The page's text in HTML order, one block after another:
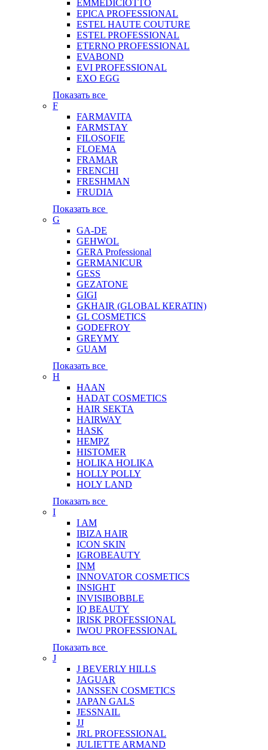
EMMEDICIOTTO
EPICA PROFESSIONAL
ESTEL HAUTE COUTURE
ESTEL PROFESSIONAL
ETERNO PROFESSIONAL
EVABOND
EVI PROFESSIONAL
EXO EGG
Показать все
F
FARMAVITA
FARMSTAY
FILOSOFIE
FLOEMA
FRAMAR
FRENCHI
FRESHMAN
FRUDIA
Показать все
G
GA-DE
GEHWOL
GERA Professional
GERMANICUR
GESS
GEZATONE
GIGI
GKHAIR (GLOBAL КЕRATIN)
GL COSMETICS
GODEFROY
GREYMY
GUAM
Показать все
H
HAAN
HADAT COSMETICS
HAIR SEKTA
HAIRWAY
HASK
HEMPZ
HISTOMER
HOLIKA HOLIKA
HOLLY POLLY
HOLY LAND
Показать все
I
I AM
IBIZA HAIR
ICON SKIN
IGROBEAUTY
INM
INNOVATOR COSMETICS
INSIGHT
INVISIBOBBLE
IQ BEAUTY
IRISK PROFESSIONAL
IWOU PROFESSIONAL
Показать все
J
J BEVERLY HILLS
JAGUAR
JANSSEN COSMETICS
JAPAN GALS
JESSNAIL
JJ
JRL PROFESSIONAL
JULIETTE ARMAND